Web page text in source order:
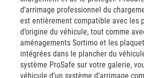
d’arrimage professionnel du
est entièrement compatible avec les
d’origine du véhicule, tout comme
aménagements Sortimo et les
intégrées dans le plancher du
système ProSafe sur votre galerie,
véhicule d’un système d’arrimage